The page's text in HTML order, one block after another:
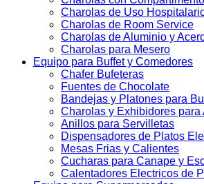
Charolas de Uso
Charolas de Room Service
Charolas de Aluminio y
Charolas para Mesero
Equipo para Buffet y Comedores
Chafer Bufeteras
Fuentes de Chocolate
Bandejas y Platones para
Charolas y Exhibidores para
Anillos para Servilletas
Dispensadores de Platos
Mesas Frias y Calientes
Cucharas para Canape y
Calentadores Electricos de